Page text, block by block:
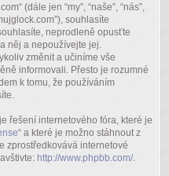
(dále jen “my”, “naše”, “nás”,
souhlasíte
neprodleně opusťte
něj a nepoužívejte jej.
změnit a učiníme vše
informovali. Přesto je rozumné
k tomu, že používáním
řešení internetového fóra, které je
“ a které je možno stáhnout z
zprostředkovává internetové
http://www.phpbb.com/.